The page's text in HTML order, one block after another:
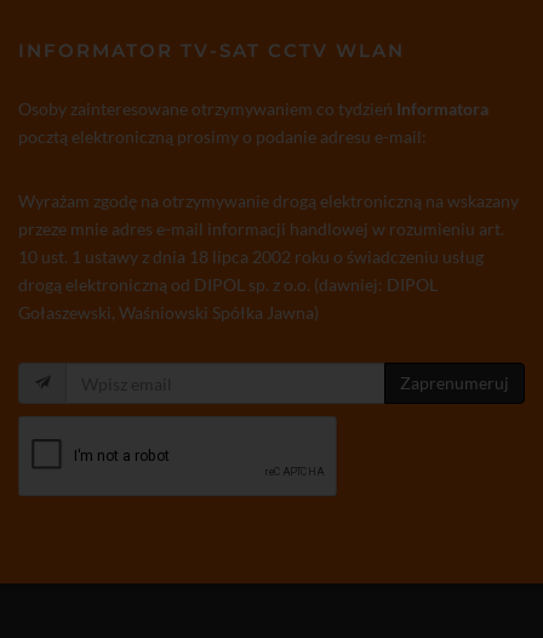
INFORMATOR TV-SAT CCTV WLAN
Osoby zainteresowane otrzymywaniem co tydzień Informatora
pocztą elektroniczną prosimy o podanie adresu e-mail:
Wyrażam zgodę na otrzymywanie drogą elektroniczną na wskazany
przeze mnie adres e-mail informacji handlowej w rozumieniu art.
10 ust. 1 ustawy z dnia 18 lipca 2002 roku o świadczeniu usług
drogą elektroniczną od DIPOL sp. z o.o. (dawniej: DIPOL
Gołaszewski, Waśniowski Spółka Jawna)
Zaprenumeruj